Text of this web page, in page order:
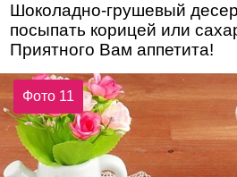
Шоколадно-грушевый
посыпать корицей или
Приятного Вам аппетита!
Фото 11